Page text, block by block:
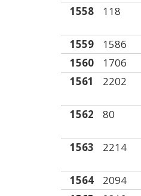
1558 118
1559 1586
1560
1706
1561
2202
1562 80
1563 2214
1564 2094